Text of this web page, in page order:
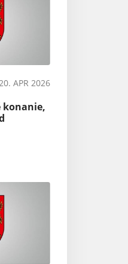
APR 2026
konanie,